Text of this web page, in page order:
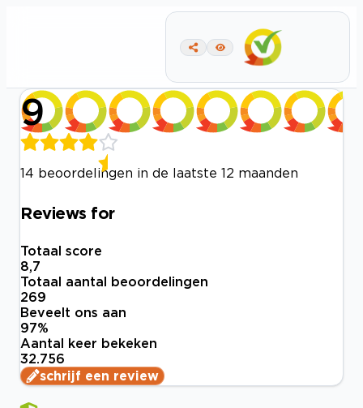
9
14 beoordelingen in de laatste 12 maanden
Reviews for
Totaal score
8,7
Totaal aantal beoordelingen
269
Beveelt ons aan
97%
Aantal keer bekeken
32.756
schrijf een review